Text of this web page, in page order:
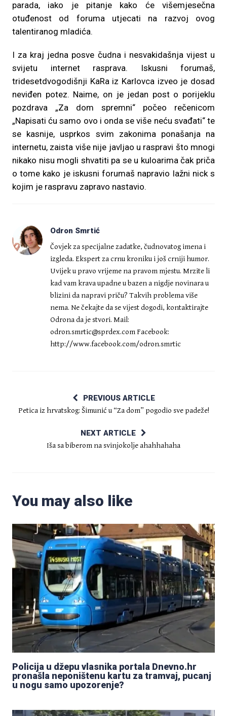
parada, iako je pitanje kako će višemjesečna
otuđenost od foruma utjecati na razvoj ovog
talentiranog mladića.
I za kraj jedna posve čudna i nesvakidašnja vijest u
svijetu internet rasprava. Iskusni forumaš,
tridesetdvogodišnji KaRa iz Karlovca izveo je dosad
neviđen potez. Naime, on je jedan post o porijeklu
pozdrava „Za dom spremni“ počeo rečenicom
„Napisati ću samo ovo i onda se više neću svađati“ te
se kasnije, usprkos svim zakonima ponašanja na
internetu, zaista više nije javljao u raspravi što mnogi
nikako nisu mogli shvatiti pa se u kuloarima čak priča
o tome kako je iskusni forumaš napravio lažni nick s
kojim je raspravu zapravo nastavio.
Odron Smrtić
Čovjek za specijalne zadatke, čudnovatog imena i
izgleda. Ekspert za crnu kroniku i još crniji humor.
Uvijek u pravo vrijeme na pravom mjestu. Mrzite li
kad vam krava upadne u bazen a nigdje novinara u
blizini da napravi priču? Takvih problema više
nema. Ne čekajte da se vijest dogodi, kontaktirajte
Odrona da je stvori. Mail:
odron.smrtic@sprdex.com Facebook:
http://www.facebook.com/odron.smrtic
PREVIOUS ARTICLE
Petica iz hrvatskog: Šimunić u “Za dom” pogodio sve padeže!
NEXT ARTICLE
Iša sa biberom na svinjokolje ahahhahaha
You may also like
Policija u džepu vlasnika portala Dnevno.hr
pronašla neponištenu kartu za tramvaj, pucanj
u nogu samo upozorenje?